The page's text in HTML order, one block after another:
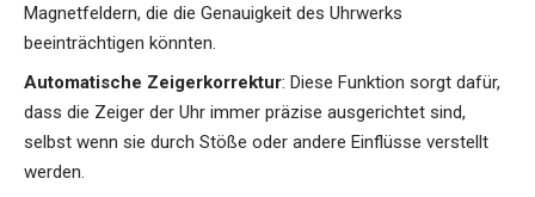
Magnetfeldern, die die Genauigkeit des Uhrwerks
beeinträchtigen könnten.
Automatische Zeigerkorrektur: Diese Funktion sorgt dafür,
dass die Zeiger der Uhr immer präzise ausgerichtet sind,
selbst wenn sie durch Stöße oder andere Einflüsse verstellt
werden.